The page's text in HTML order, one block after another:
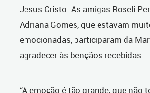
Jesus Cristo. As amigas Roseli
Adriana Gomes, que estavam
emocionadas, participaram da
agradecer às bençãos recebidas.
“A emoção é tão grande, que não